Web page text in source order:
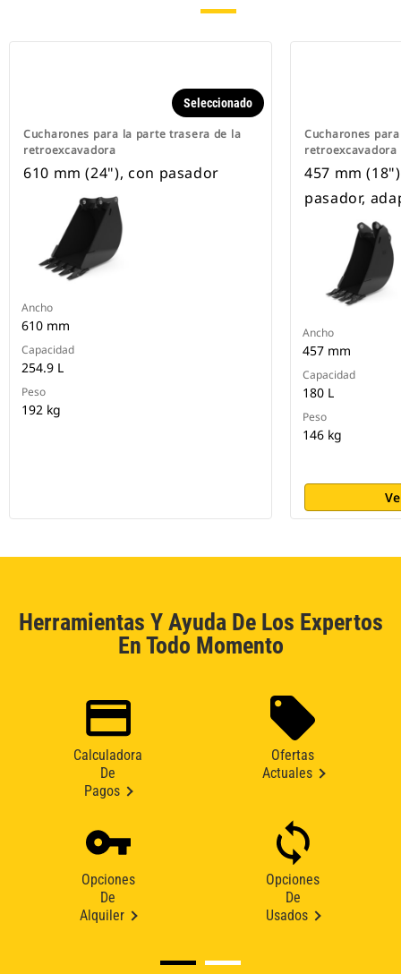
Cucharones para la parte trasera de la
retroexcavadora
Seleccionado
610 mm (24"), con pasador
Ancho
610 mm
Capacidad
254.9 L
Peso
192 kg
Cucharones
retroexcavadora
457 mm
pasador,
Ancho
457 mm
Capacidad
180 L
Peso
146 kg
Herramientas Y Ayuda De Los Expertos
En Todo Momento
Calculadora
De
Pagos
Ofertas
Actuales
Opciones
De
Alquiler
Opciones
De
Usados